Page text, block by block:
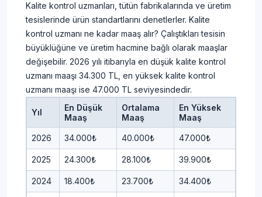
Kalite kontrol uzmanları, tütün fabrikalarında ve üretim
tesislerinde ürün standartlarını denetlerler. Kalite
kontrol uzmanı ne kadar maaş alır? Çalıştıkları tesisin
büyüklüğüne ve üretim hacmine bağlı olarak maaşlar
değişebilir. 2026 yılı itibarıyla en düşük kalite kontrol
uzmanı maaşı 34.300 TL, en yüksek kalite kontrol
uzmanı maaşı ise 47.000 TL seviyesindedir.
Yıl
En Düşük
Maaş
Ortalama
Maaş
En Yüksek
Maaş
2026 34.000₺ 40.000₺ 47.000₺
2025 24.300₺ 28.100₺ 39.900₺
2024 18.400₺ 23.700₺ 34.400₺